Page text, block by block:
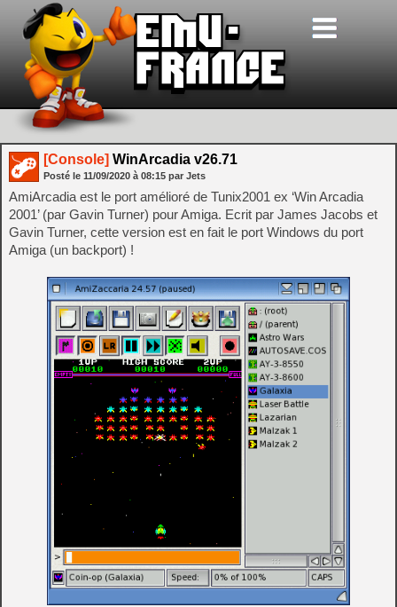
[Console] WinArcadia v26.71
Posté le 11/09/2020 à 08:15 par Jets
AmiArcadia est le port amélioré de Tunix2001 ex ‘Win Arcadia
2001’ (par Gavin Turner) pour Amiga. Ecrit par James Jacobs et
Gavin Turner, cette version est en fait le port Windows du port
Amiga (un backport) !